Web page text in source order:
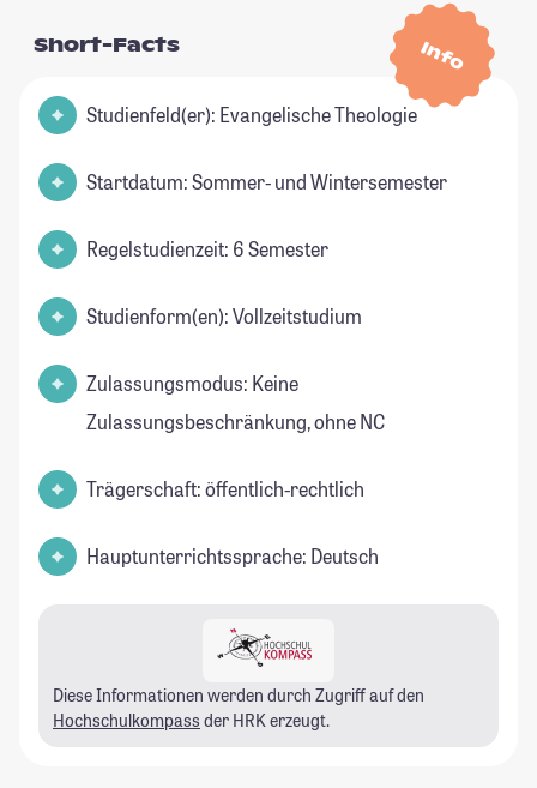
Info
Short-Facts
Studienfeld(er): Evangelische Theologie
Startdatum: Sommer- und Wintersemester
Regelstudienzeit: 6 Semester
Studienform(en): Vollzeitstudium
Zulassungsmodus: Keine
Zulassungsbeschränkung, ohne NC
Trägerschaft: öffentlich-rechtlich
Hauptunterrichtssprache: Deutsch
Diese Informationen werden durch Zugriff auf den
Hochschulkompass der HRK erzeugt.